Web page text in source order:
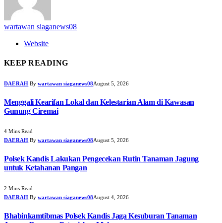
wartawan siaganews08
Website
KEEP READING
DAERAH By wartawan siaganews08August 5, 2026
Menggali Kearifan Lokal dan Kelestarian Alam di Kawasan
Gunung Ciremai
4 Mins Read
DAERAH By wartawan siaganews08August 5, 2026
Polsek Kandis Lakukan Pengecekan Rutin Tanaman Jagung
untuk Ketahanan Pangan
2 Mins Read
DAERAH By wartawan siaganews08August 4, 2026
Bhabinkamtibmas Polsek Kandis Jaga Kesuburan Tanaman